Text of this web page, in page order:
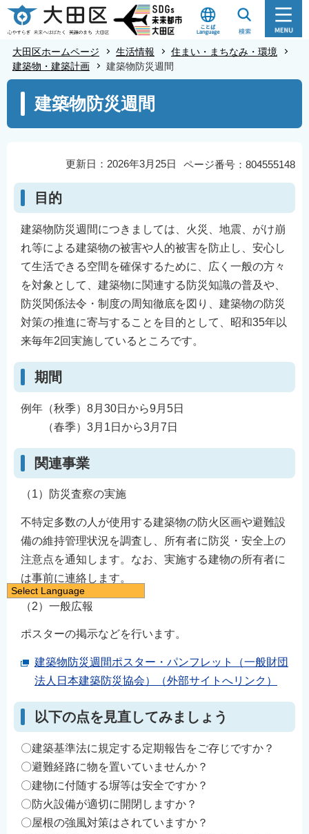
こ
の
ジ
大田区ホームページ 生活情報
住まい・まちなみ・環境
建築物・建築計画
建築物防災週間
こ
ら
建築物防災週間
ページ番号：804555148
更新日：2026年3月25日
目的
建築物防災週間につきましては、火災、地震、がけ崩
れ等による建築物の被害や人的被害を防止し、安心し
て生活できる空間を確保するために、広く一般の方々
を対象として、建築物に関連する防災知識の普及や、
防災関係法令・制度の周知徹底を図り、建築物の防災
対策の推進に寄与することを目的として、昭和35年以
来毎年2回実施しているところです。
期間
例年（秋季）8月30日から9月5日
（春季）3月1日から3月7日
関連事業
（1）防災査察の実施
不特定多数の人が使用する建築物の防火区画や避難設
備の維持管理状況を調査し、所有者に防災・安全上の
注意点を通知します。なお、実施する建物の所有者に
は事前に連絡します。
（2）一般広報
ポスターの掲示などを行います。
建築物防災週間ポスター・パンフレット（一般財団
法人日本建築防災協会）（外部サイトへリンク）
以下の点を見直してみましょう
〇建築基準法に規定する定期報告をご存じですか？
〇避難経路に物を置いていませんか？
〇建物に付随する塀等は安全ですか？
〇防火設備が適切に開閉しますか？
〇屋根の強風対策はされていますか？
Select Language
日本語
English
繁體中文